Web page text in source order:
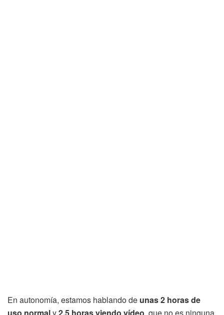
En autonomía, estamos hablando de unas 2 horas de
uso normaly2,5 horas viendo vídeo , que no es ninguna